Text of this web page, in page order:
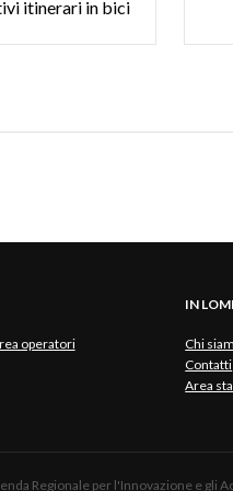
itinerari in bici
operatori
IN
Chi
Contatti
Area
Regionale per l'Innovazione e